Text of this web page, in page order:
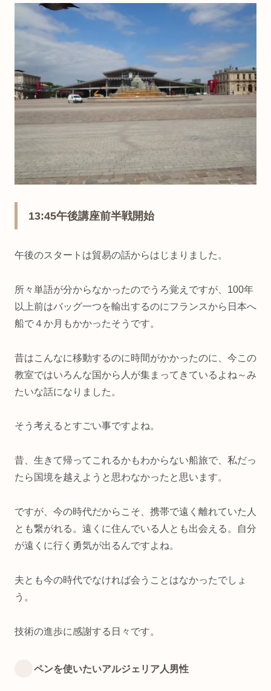
13:45午後講座前半戦開始
午後のスタートは貿易の話からはじまりました。
所々単語が分からなかったのでうろ覚えですが、100年
以上前はバッグ一つを輸出するのにフランスから日本へ
船で４か月もかかったそうです。
昔はこんなに移動するのに時間がかかったのに、今この
教室ではいろんな国から人が集まってきているよね～み
たいな話になりました。
そう考えるとすごい事ですよね。
昔、生きて帰ってこれるかもわからない船旅で、私だっ
たら国境を越えようと思わなかったと思います。
ですが、今の時代だからこそ、携帯で遠く離れていた人
とも繋がれる。遠くに住んでいる人とも出会える。自分
が遠くに行く勇気が出るんですよね。
夫とも今の時代でなければ会うことはなかったでしょ
う。
技術の進歩に感謝する日々です。
ペンを使いたいアルジェリア人男性